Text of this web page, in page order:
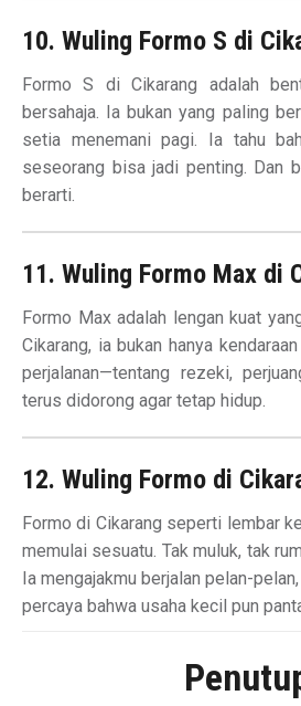
10. Wuling Formo S di
Formo S di Cikarang adalah
bersahaja. Ia bukan yang paling
setia menemani pagi. Ia tahu
seseorang bisa jadi penting. Dan
berarti.
11. Wuling Formo Max di
Formo Max adalah lengan kuat
Cikarang, ia bukan hanya
perjalanan—tentang rezeki,
terus didorong agar tetap hidup.
12. Wuling Formo di
Formo di Cikarang seperti lembar
memulai sesuatu. Tak muluk, tak
Ia mengajakmu berjalan pelan-
percaya bahwa usaha kecil pun